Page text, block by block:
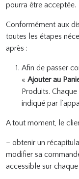
pourra être acceptée.
Conformément aux
toutes les étapes
après :
Afin de passer
« Ajouter au
Produits.
indiqué par
A tout moment, le
– obtenir un
modifier sa
accessible sur